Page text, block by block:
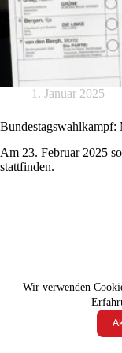
Wir verwenden
1. Januar 2025
Bundestagswahlkampf:
Am 23. Februar 2025
stattfinden.